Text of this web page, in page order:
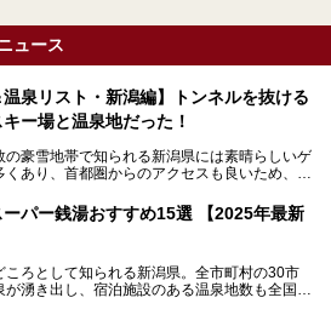
ュース
温泉リスト・新潟編】トンネルを抜ける
ー場と温泉地だった！
の豪雪地帯で知られる新潟県には素晴らしいゲ
くあり、首都圏からのアクセスも良いため、関
って月岡、赤倉、松之山、燕、妙高、岩室など
豪にも愛された歴史ある老舗温泉地が多いこ
ます。
、新潟県内にあるスキー場そばの温泉地をまと
ーパー銭湯おすすめ15選 【2025年最新
ころとして知られる新潟県。全市町村の30市
湧き出し、宿泊施設のある温泉地数も全国有